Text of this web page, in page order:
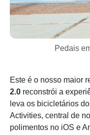
Pedais
Este é o nosso maior
2.0 reconstrói a
leva os bicicletários
Activities, central de
polimentos no iOS e